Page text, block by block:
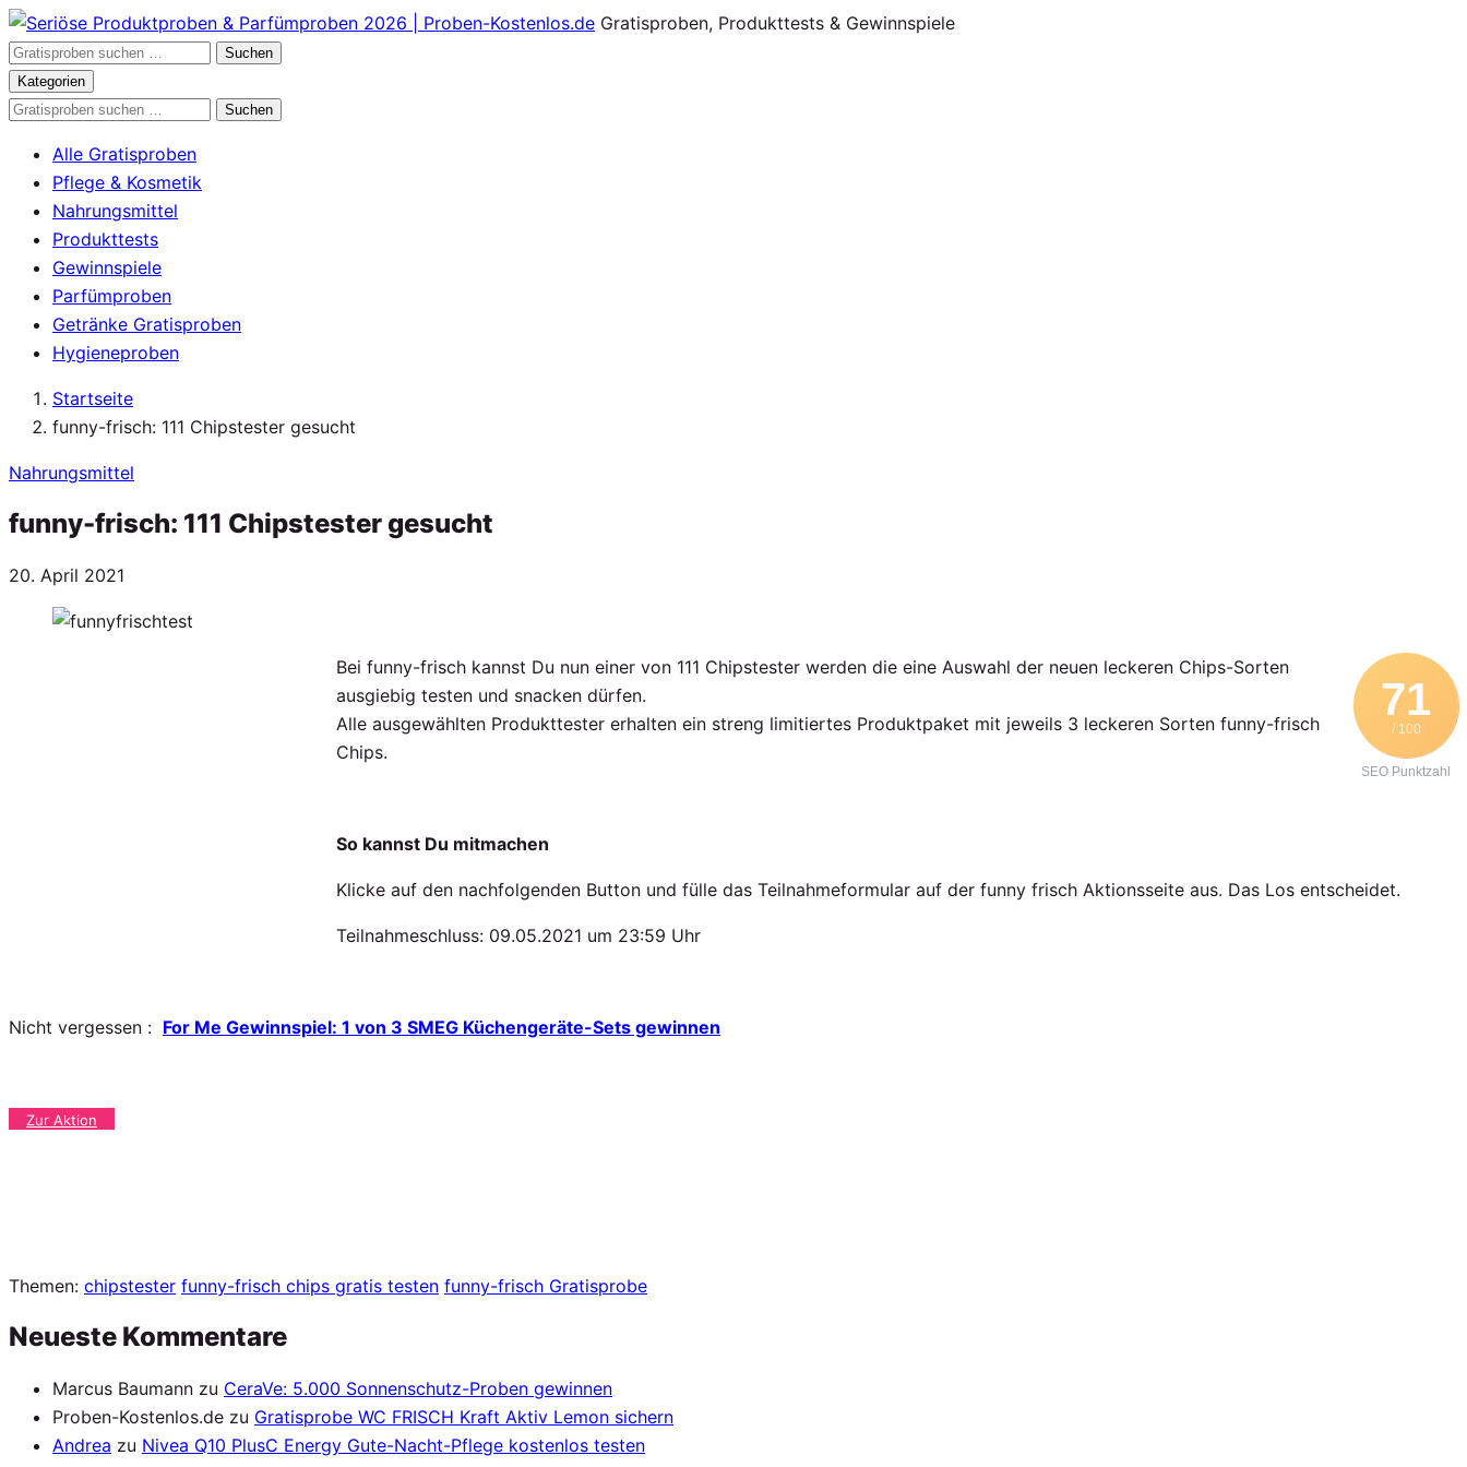
Zum
Inhalt
springen
Gratisproben, Produkttests & Gewinnspiele
Gratisproben
durchsuchen
Suchen
Kategorien
Gratisproben
Suchen
Alle Gratisproben
Pflege & Kosmetik
Nahrungsmittel
Produkttests
Gewinnspiele
Parfümproben
Getränke Gratisproben
Hygieneproben
Startseite
funny-frisch: 111 Chipstester gesucht
Nahrungsmittel
funny-frisch: 111 Chipstester gesucht
Veröffentlicht
20. April 2021
71
/ 100
SEO Punktzahl
Bei funny-frisch kannst Du nun einer von 111 Chipstester werden die eine Auswahl der neuen leckeren Chips-Sorten
ausgiebig testen und snacken dürfen.
Alle ausgewählten Produkttester erhalten ein streng limitiertes Produktpaket mit jeweils 3 leckeren Sorten funny-frisch
Chips.
So kannst Du mitmachen
Klicke auf den nachfolgenden Button und fülle das Teilnahmeformular auf der funny frisch Aktionsseite aus. Das Los entscheidet.
Teilnahmeschluss: 09.05.2021 um 23:59 Uhr
Nicht vergessen : For Me Gewinnspiel: 1 von 3 SMEG Küchengeräte-Sets gewinnen
Zur Aktion
Themen: chipstester funny-frisch chips gratis testen funny-frisch Gratisprobe
Neueste Kommentare
Marcus Baumann zu CeraVe: 5.000 Sonnenschutz-Proben gewinnen
Proben-Kostenlos.de zu Gratisprobe WC FRISCH Kraft Aktiv Lemon sichern
Andrea zu Nivea Q10 PlusC Energy Gute-Nacht-Pflege kostenlos testen